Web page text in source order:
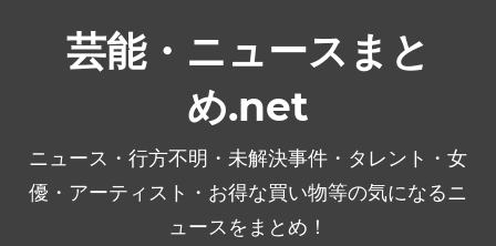
芸能・ニュースまと
め.net
ニュース・行方不明・未解決事件・タレント・女
優・アーティスト・お得な買い物等の気になるニ
ュースをまとめ！